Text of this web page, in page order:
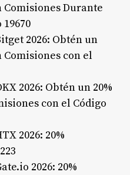
Comisiones Durante
2026: Obtén un
Comisiones con el
2026: Obtén un 20%
con el Código
2026: 20%
2026: 20%